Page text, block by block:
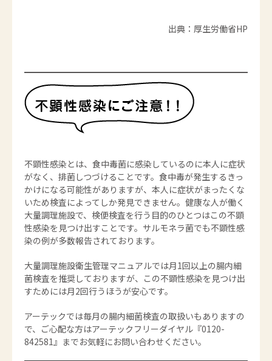
出典：厚生労働省HP
不顕性感染とは、食中毒菌に感染しているのに本人に症状
がなく、排菌しつづけることです。食中毒が発生するきっ
かけになる可能性がありますが、本人に症状がまったくな
いため検査によってしか発見できません。健康な人が働く
大量調理施設で、検便検査を行う目的のひとつはこの不顕
性感染を見つけ出すことです。サルモネラ菌でも不顕性感
染の例が多数報告されております。
大量調理施設衛生管理マニュアルでは月1回以上の腸内細
菌検査を推奨しておりますが、この不顕性感染を見つけ出
すためには月2回行うほうが安心です。
アーテックでは毎月の腸内細菌検査の取扱いもありますの
で、ご心配な方はアーテックフリーダイヤル『0120-
842581』までお気軽にお問い合わせください。